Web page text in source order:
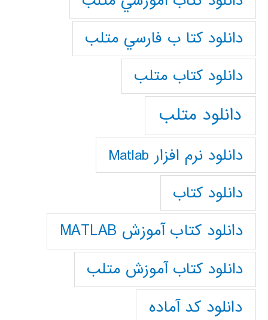
دانلود كتا ب فارسي متلب
دانلود كتاب متلب
دانلود متلب
دانلود نرم افزار Matlab
دانلود کتاب
دانلود کتاب آموزش MATLAB
دانلود کتاب آموزش متلب
دانلود کد آماده